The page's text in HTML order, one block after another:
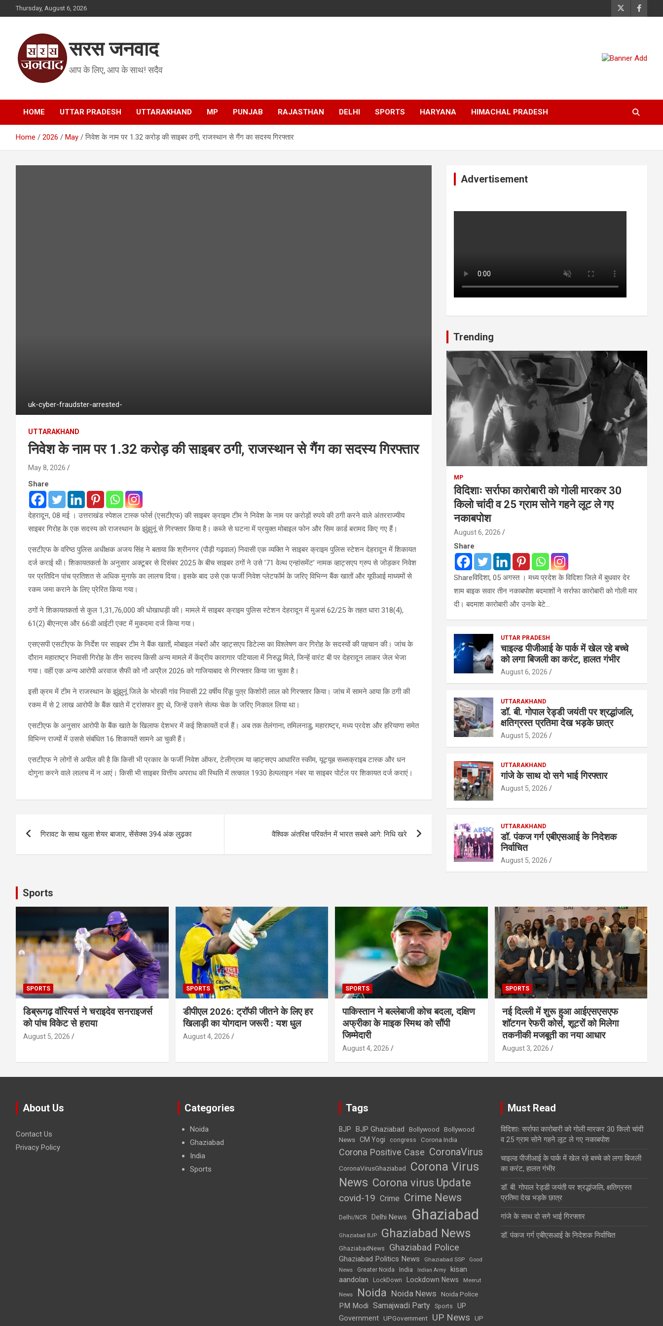
to
Thursday, August 6, 2026
सरस जनवाद
आप के लिए, आप के साथ! सदैव
HOME UTTAR PRADESH UTTARAKHAND MP PUNJAB RAJASTHAN DELHI SPORTS HARYANA HIMACHAL PRADESH
Home 2026 May निवेश के नाम पर 1.32 करोड़ की साइबर ठगी, राजस्थान से गैंग का सदस्य गिरफ्तार
uk-cyber-fraudster-arrested-
UTTARAKHAND
निवेश के नाम पर 1.32 करोड़ की साइबर ठगी, राजस्थान से गैंग का सदस्य गिरफ्तार
May 8, 2026
Share
देहरादून, 08 मई । उत्तराखंड स्पेशल टास्क फोर्स (एसटीएफ) की साइबर क्राइम टीम ने निवेश के नाम पर करोड़ों रुपये की ठगी करने वाले अंतरराज्यीय
साइबर गिरोह के एक सदस्य को राजस्थान के झुंझुनूं से गिरफ्तार किया है। कब्जे से घटना में प्रयुक्त मोबाइल फोन और सिम कार्ड बरामद किए गए हैं।
एसटीएफ के वरिष्ठ पुलिस अधीक्षक अजय सिंह ने बताया कि श्रीनगर (पौड़ी गढ़वाल) निवासी एक व्यक्ति ने साइबर क्राइम पुलिस स्टेशन देहरादून में शिकायत
दर्ज कराई थी। शिकायतकर्ता के अनुसार अक्टूबर से दिसंबर 2025 के बीच साइबर ठगों ने उसे ’71 वेल्थ एन्हांसमेंट’ नामक व्हाट्सएप ग्रुप से जोड़कर निवेश
पर प्रतिदिन पांच प्रतिशत से अधिक मुनाफे का लालच दिया। इसके बाद उसे एक फर्जी निवेश प्लेटफॉर्म के जरिए विभिन्न बैंक खातों और यूपीआई माध्यमों से
रकम जमा कराने के लिए प्रेरित किया गया।
ठगों ने शिकायतकर्ता से कुल 1,31,76,000 की धोखाधड़ी की। मामले में साइबर क्राइम पुलिस स्टेशन देहरादून में मुअसं 62/25 के तहत धारा 318(4),
61(2) बीएनएस और 66डी आईटी एक्ट में मुकदमा दर्ज किया गया।
एसएसपी एसटीएफ के निर्देश पर साइबर टीम ने बैंक खातों, मोबाइल नंबरों और व्हाट्सएप डिटेल्स का विश्लेषण कर गिरोह के सदस्यों की पहचान की। जांच के
दौरान महाराष्ट्र निवासी गिरोह के तीन सदस्य किसी अन्य मामले में केंद्रीय कारागार पटियाला में निरुद्ध मिले, जिन्हें वारंट बी पर देहरादून लाकर जेल भेजा
गया। वहीं एक अन्य आरोपी अरवाज सैफी को नौ अप्रैल 2026 को गाजियाबाद से गिरफ्तार किया जा चुका है।
इसी क्रम में टीम ने राजस्थान के झुंझुनूं जिले के भोरकी गांव निवासी 22 वर्षीय रिंकू पुत्र किशोरी लाल को गिरफ्तार किया। जांच में सामने आया कि ठगी की
रकम में से 2 लाख आरोपी के बैंक खाते में ट्रांसफर हुए थे, जिन्हें उसने सेल्फ चेक के जरिए निकाल लिया था।
एसटीएफ के अनुसार आरोपी के बैंक खाते के खिलाफ देशभर में कई शिकायतें दर्ज हैं। अब तक तेलंगाना, तमिलनाडु, महाराष्ट्र, मध्य प्रदेश और हरियाणा समेत
विभिन्न राज्यों में उससे संबंधित 16 शिकायतें सामने आ चुकी हैं।
एसटीएफ ने लोगों से अपील की है कि किसी भी प्रकार के फर्जी निवेश ऑफर, टेलीग्राम या व्हाट्सएप आधारित स्कीम, यूट्यूब सब्सक्राइब टास्क और धन
दोगुना करने वाले लालच में न आएं। किसी भी साइबर वित्तीय अपराध की स्थिति में तत्काल 1930 हेल्पलाइन नंबर या साइबर पोर्टल पर शिकायत दर्ज कराएं।
navigation
गिरावट के साथ खुला शेयर बाजार, सेंसेक्स 394 अंक लुढ़का वैश्विक अंतरिक्ष परिवर्तन में भारत सबसे आगे: निधि खरे
Advertisement
Trending
MP
विदिशाः सर्राफा कारोबारी को गोली मारकर 30
किलो चांदी व 25 ग्राम सोने गहने लूट ले गए
नकाबपोश
August 6, 2026
Share
Shareविदिशा, 05 अगस्त । मध्य प्रदेश के विदिशा जिले में बुधवार देर
शाम बाइक सवार तीन नकाबपोश बदमाशों ने सर्राफा कारोबारी को गोली मार
दी। बदमाश कारोबारी और उनके बेटे…
UTTAR PRADESH
चाइल्ड पीजीआई के पार्क में खेल रहे बच्चे
को लगा बिजली का करंट, हालत गंभीर
August 6, 2026
UTTARAKHAND
डॉ. बी. गोपाल रेड्डी जयंती पर श्रद्धांजलि,
क्षतिग्रस्त प्रतिमा देख भड़के छात्र
August 5, 2026
UTTARAKHAND
गांजे के साथ दो सगे भाई गिरफ्तार
August 5, 2026
UTTARAKHAND
डॉ. पंकज गर्ग एबीएसआई के निदेशक
निर्वाचित
August 5, 2026
Sports
SPORTS
डिब्रूगढ़ वॉरियर्स ने चराइदेव सनराइजर्स
को पांच विकेट से हराया
August 5, 2026
SPORTS
डीपीएल 2026: ट्रॉफी जीतने के लिए हर
खिलाड़ी का योगदान जरूरी : यश धुल
August 4, 2026
SPORTS
पाकिस्तान ने बल्लेबाजी कोच बदला, दक्षिण
अफ्रीका के माइक स्मिथ को सौंपी
जिम्मेदारी
August 4, 2026
SPORTS
नई दिल्ली में शुरू हुआ आईएसएसएफ
शॉटगन रेफरी कोर्स, शूटरों को मिलेगा
तकनीकी मजबूती का नया आधार
August 3, 2026
About Us
Contact Us
Privacy Policy
Categories
Noida
Ghaziabad
India
Sports
Tags
BJP BJP Ghaziabad Bollywood
Bollywood
News CM Yogi congress Corona India
Corona Positive Case CoronaVirus
CoronaVirusGhaziabad
Corona Virus
News Corona virus Update
covid-19 Crime Crime News
Delhi/NCR Delhi News Ghaziabad
Ghaziabad BJP Ghaziabad News
GhaziabadNews Ghaziabad Police
Ghaziabad Politics News Ghaziabad SSP
Good
News
Greater Noida India Indian Army
kisan
aandolan
LockDown Lockdown News Meerut
News Noida Noida News Noida Police
PM Modi Samajwadi Party Sports
UP
Government UPGovernment UP News
UP
Must Read
विदिशाः सर्राफा कारोबारी को गोली मारकर 30 किलो चांदी
व 25 ग्राम सोने गहने लूट ले गए नकाबपोश
चाइल्ड पीजीआई के पार्क में खेल रहे बच्चे को लगा बिजली
का करंट, हालत गंभीर
डॉ. बी. गोपाल रेड्डी जयंती पर श्रद्धांजलि, क्षतिग्रस्त
प्रतिमा देख भड़के छात्र
गांजे के साथ दो सगे भाई गिरफ्तार
डॉ. पंकज गर्ग एबीएसआई के निदेशक निर्वाचित